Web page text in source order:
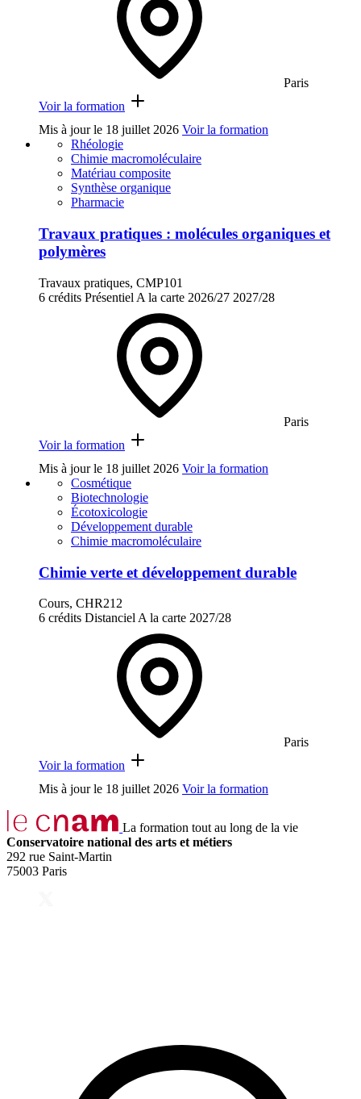
Paris
Voir la formation
Mis à jour le 18 juillet 2026 Voir la formation
Rhéologie
Chimie macromoléculaire
Matériau composite
Synthèse organique
Pharmacie
Travaux pratiques : molécules organiques et
polymères
Travaux pratiques, CMP101
6 crédits Présentiel A la carte 2026/27 2027/28
Paris
Voir la formation
Mis à jour le 18 juillet 2026 Voir la formation
Cosmétique
Biotechnologie
Écotoxicologie
Développement durable
Chimie macromoléculaire
Chimie verte et développement durable
Cours, CHR212
6 crédits Distanciel A la carte 2027/28
Paris
Voir la formation
Mis à jour le 18 juillet 2026 Voir la formation
La formation tout au long de la vie
Conservatoire national des arts et métiers
292 rue Saint-Martin
75003 Paris